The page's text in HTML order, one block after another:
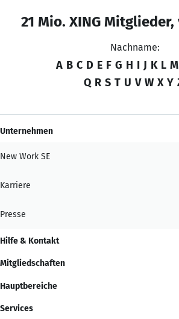
21 Mio. XING
Nachname:
A B C D E F G H I J K L M
Q R S T U V W X Y
Unternehmen
New Work SE
Karriere
Presse
Hilfe & Kontakt
Mitgliedschaften
Hauptbereiche
Services